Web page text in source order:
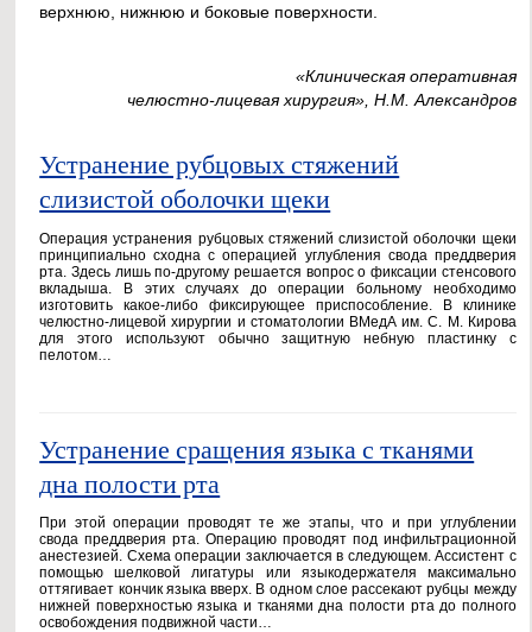
верхнюю, нижнюю и боковые поверхности.
«Клиническая оперативная
челюстно-лицевая хирургия», Н.М. Александров
Устранение рубцовых стяжений
слизистой оболочки щеки
Операция устранения рубцовых стяжений слизистой оболочки щеки
принципиально сходна с операцией углубления свода преддверия
рта. Здесь лишь по-другому решается вопрос о фиксации стенсового
вкладыша. В этих случаях до операции больному необходимо
изготовить какое-либо фиксирующее приспособление. В клинике
челюстно-лицевой хирургии и стоматологии ВМедА им. С. М. Кирова
для этого используют обычно защитную небную пластинку с
пелотом…
Устранение сращения языка с тканями
дна полости рта
При этой операции проводят те же этапы, что и при углублении
свода преддверия рта. Операцию проводят под инфильтрационной
анестезией. Схема операции заключается в следующем. Ассистент с
помощью шелковой лигатуры или языкодержателя максимально
оттягивает кончик языка вверх. В одном слое рассекают рубцы между
нижней поверхностью языка и тканями дна полости рта до полного
освобождения подвижной части…